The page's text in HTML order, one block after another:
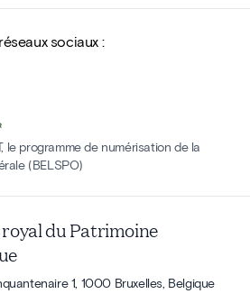
sociaux :
le programme de numérisation de la
(BELSPO)
du Patrimoine
1, 1000 Bruxelles, Belgique